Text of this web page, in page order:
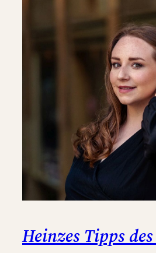
Heinzes Tipps